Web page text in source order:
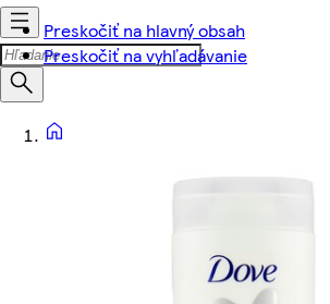
Preskočiť na hlavný obsah
Preskočiť na vyhľadávanie